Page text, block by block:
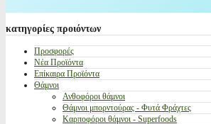
κατηγορίες προιόντων
Προσφορές
Νέα Προϊόντα
Επίκαιρα Προϊόντα
Θάμνοι
Ανθοφόροι θάμνοι
Θάμνοι μπορντούρας - Φυτά Φράχτες
Καρποφόροι θάμνοι - Superfoods